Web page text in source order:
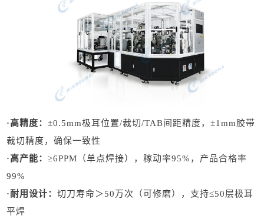
·高精度：±0.5mm极耳位置/裁切/TAB间距精度，±1mm胶带
裁切精度，确保一致性
·高产能：≥6PPM（单点焊接），稼动率95%，产品合格率
99%
·耐用设计：切刀寿命＞50万次（可修磨），支持≤50层极耳
平焊